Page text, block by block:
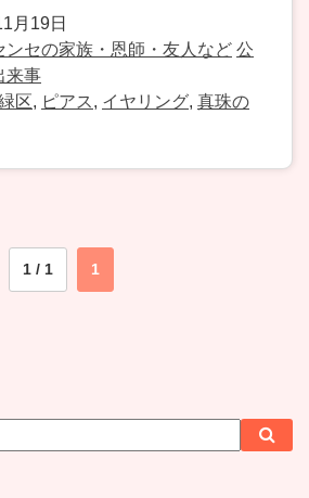
月19日
ンセの家族・恩師・友人など 公
来事
区, ピアス , イヤリング, 真珠の
1 / 1 1